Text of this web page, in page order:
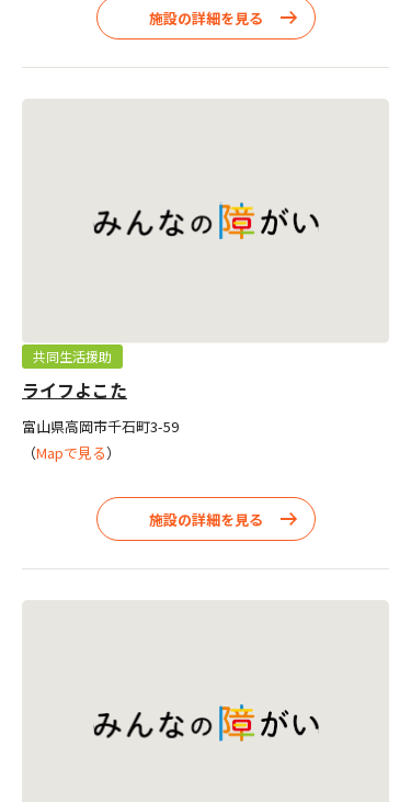
施設の詳細を見る
共同生活援助
ライフよこた
富山県高岡市千石町3-59
（Mapで見る）
施設の詳細を見る